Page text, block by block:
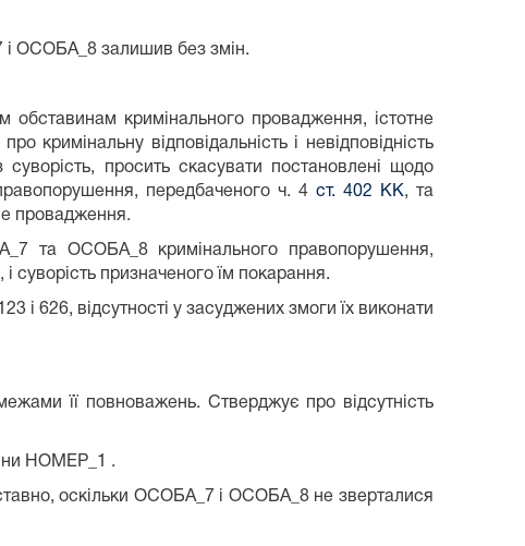
і ОСОБА_8 залишив без змін.
обставинам кримінального провадження, істотне
кримінальну відповідальність і невідповідність
просить скасувати постановлені щодо
передбаченого ч. 4ст. 402 КК, та
провадження.
та ОСОБА_8 кримінального правопорушення,
суворість призначеного їм покарання.
626, відсутності у засуджених змоги їх виконати
її повноважень. Стверджує про відсутність
НОМЕР_1 .
оскільки ОСОБА_7 і ОСОБА_8 не зверталися